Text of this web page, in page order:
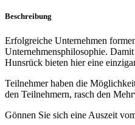
Beschreibung
Erfolgreiche Unternehmen
Unternehmensphilosophie.
Hunsrück bieten hier eine
Teilnehmer haben die
den Teilnehmern, rasch den
Gönnen Sie sich eine Auszeit